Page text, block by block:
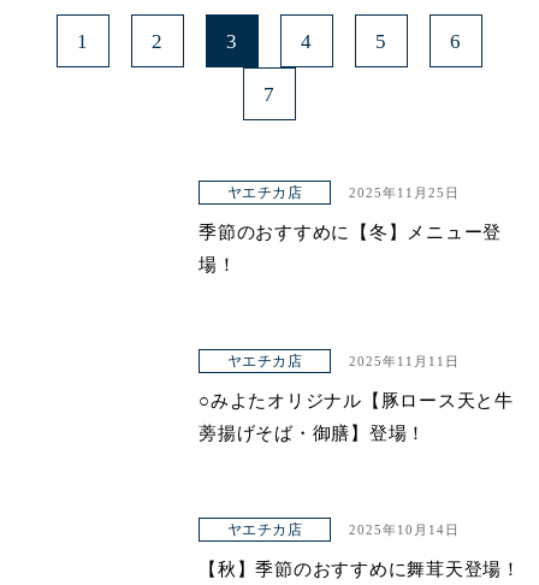
1 2 3 4 5 6
7
ヤエチカ店 2025年11月25日
季節のおすすめに【冬】メニュー登
場！
ヤエチカ店 2025年11月11日
○みよたオリジナル【豚ロース天と牛
蒡揚げそば・御膳】登場！
ヤエチカ店 2025年10月14日
【秋】季節のおすすめに舞茸天登場！